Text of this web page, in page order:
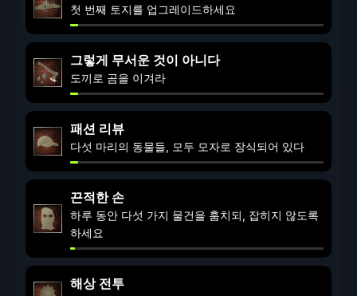
첫 번째 토지를 업그레이드하세요
그렇게 무서운 것이 아니다
도끼로 곰을 이겨라
패션 리뷰
다섯 마리의 동물들, 모두 모자로 장식되어 있다
끈적한 손
하루 동안 다섯 가지 물건을 훔치되, 잡히지 않도록
하세요
해상 전투